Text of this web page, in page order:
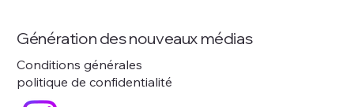
Génération des nouveaux médias
Conditions générales
politique de confidentialité